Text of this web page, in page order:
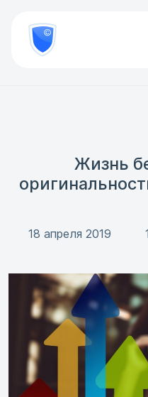
800
777-
81-Проверить
Жизнь
18 апреля 2019